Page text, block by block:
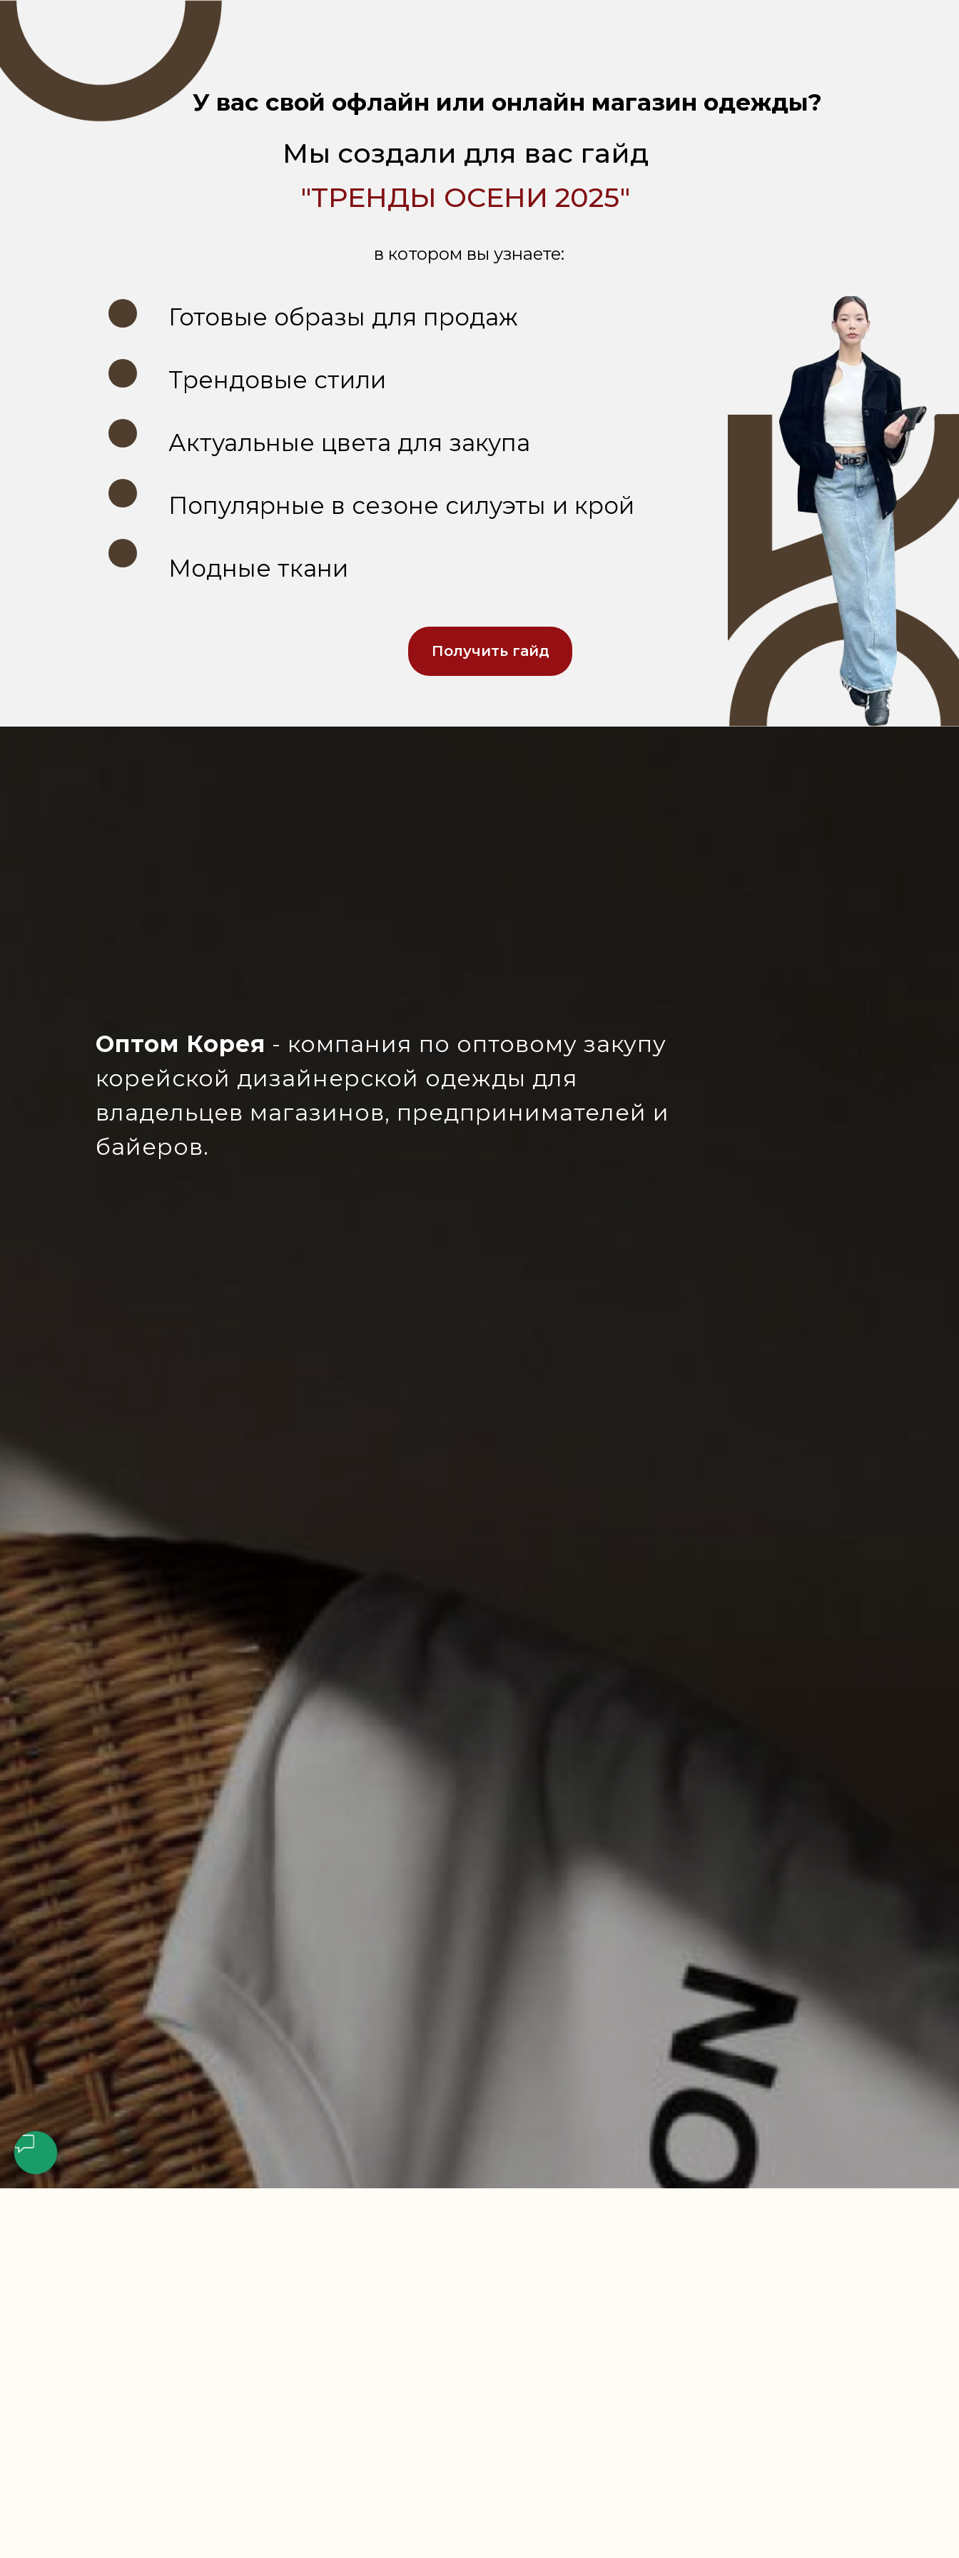
Мы создали для вас гайд
"ТРЕНДЫ ОСЕНИ 2025"
в котором вы узнаете:
Готовые образы для продаж
Трендовые стили
Актуальные цвета для закупа
Популярные в сезоне силуэты и крой
Модные ткани
У вас свой офлайн или онлайн магазин одежды?
Получить гайд
Оптом Корея - компания по оптовому закупу
корейской дизайнерской одежды для
владельцев магазинов, предпринимателей и
байеров.